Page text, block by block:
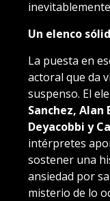
Un elenco
La puesta en
actoral que da
suspenso. El
Sanchez, Alan
Deyacobbi y
intérpretes
sostener una
ansiedad por
misterio de lo